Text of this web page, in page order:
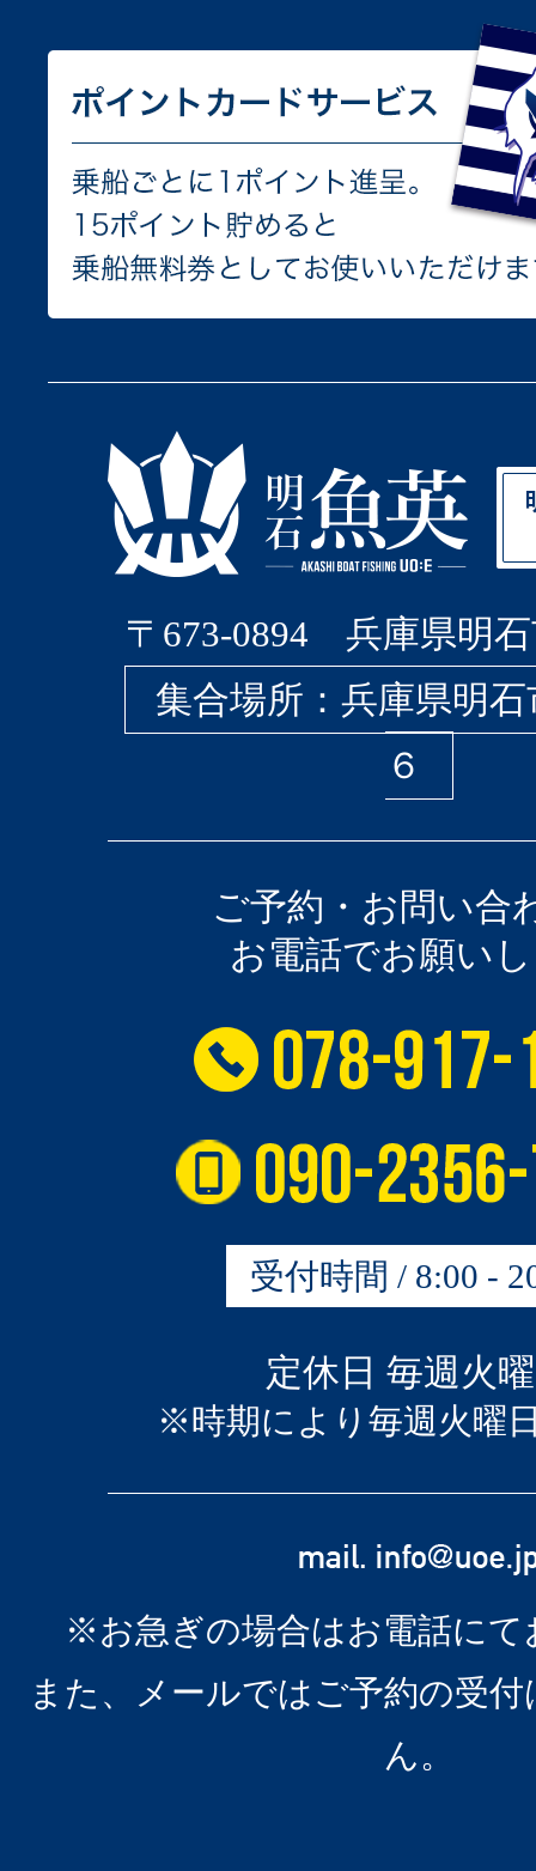
〒673-0894 兵庫県明石
集合場所：兵庫県明
６
ご予約・お問い合
お電話でお願い
受付時間 / 8:00 -
定休日 毎週火
※時期により毎週火曜
※お急ぎの場合はお電話にて
また、メールではご予約の受
ん。